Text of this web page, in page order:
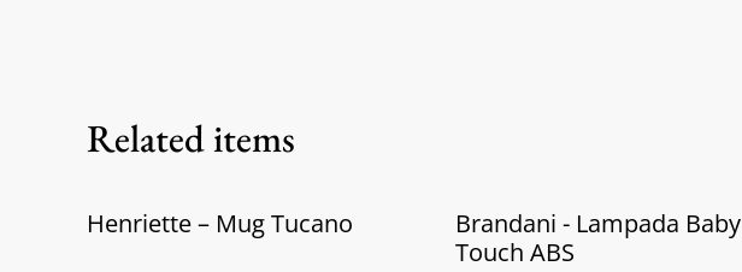
Related items
Henriette – Mug Tucano
Brandani - Lampada Baby
Touch ABS